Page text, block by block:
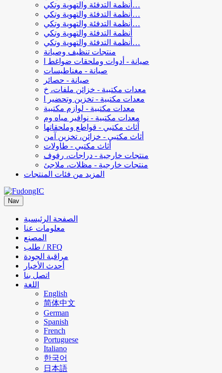
أنظمة التدفئة والتهوية وتكي…
أنظمة التدفئة والتهوية وتكي…
أنظمة التدفئة والتهوية وتكي…
أنظمة التدفئة والتهوية وتكي
أنظمة التدفئة والتهوية وتكي…
منتجات تنظيف وصيانة
صيانة - أدوات وملحقات ضواغط ا
صيانة - مغناطيسات
صيانة - حصائر
معدات مكتبية - خزائن ملفات، خ
معدات مكتبية - تخزين وتحضير ا
معدات مكتبية - لوازم مكتبية
معدات مكتبية - نوافير مياه وم
أثاث مكتبي - قواطع وملحقاتها
أثاث مكتبي - خزائن، تخزين آمن
أثاث مكتبي - طاولات
منتجات خارجية - دراجات، رفوف
منتجات خارجية - مظلات، ملاجئ
المزيد من فئات المنتجات
Nav
الصفحة الرئيسية
معلومات عنا
المصنع
طلب / RFQ
مراقبة الجودة
أحدث الأخبار
اتصل بنا
اللغة
English
简体中文
German
Spanish
French
Portuguese
Italiano
한국어
日本語